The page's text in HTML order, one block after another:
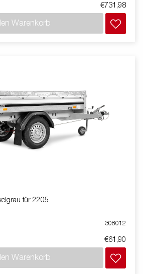
€731,98
Warenkorb
für 2205
308012
€61,90
Warenkorb